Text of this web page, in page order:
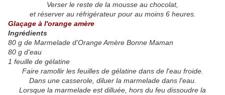
Verser le reste de la mousse au chocolat,
et réserver au réfrigérateur pour au moins 6 heures.
Glaçage à l'orange amère
Ingrédients
80 g de Marmelade d'Orange Amère Bonne Maman
80 g d'eau
1 feuille de gélatine
Faire ramollir les feuilles de gélatine dans de l'eau froide.
Dans une casserole, diluer la marmelade dans l'eau.
Lorsque la marmelade est dilluée, hors du feu dissoudre la